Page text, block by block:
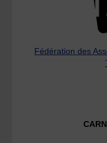
Fédération des